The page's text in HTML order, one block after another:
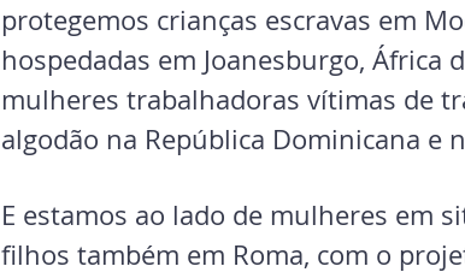
protegemos crianças escravas em
hospedadas em Joanesburgo, África
mulheres trabalhadoras vítimas de
algodão na República Dominicana e
E estamos ao lado de mulheres em
filhos também em Roma, com o